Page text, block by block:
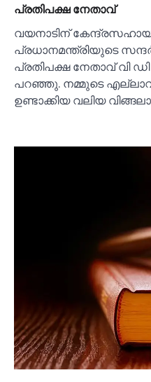
പ്രതിപക്ഷ നേതാവ്
വയനാടിന്
പ്രധാനമന്ത്രിയുടെ
പ്രതിപക്ഷ നേതാവ് വി
പറഞ്ഞു. നമ്മുടെ
ഉണ്ടാക്കിയ വലിയ